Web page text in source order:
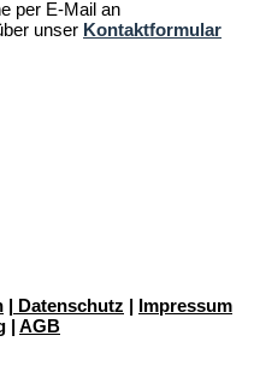
per E-Mail an
unser Kontaktformular
| Datenschutz | Impressum
| AGB